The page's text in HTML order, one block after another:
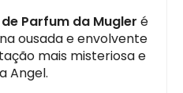
Parfum da Mugler é
ousada e envolvente
mais misteriosa e
Angel.